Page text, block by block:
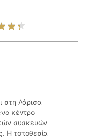
στη Λάρισα
κέντρο
συσκευών
Η τοποθεσία